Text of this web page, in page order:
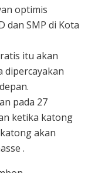
optimis
dan SMP di Kota
itu akan
dipercayakan
pada 27
ketika katong
akan
.